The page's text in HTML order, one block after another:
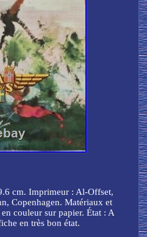
cm. Imprimeur : Al-Offset,
Copenhagen. Matériaux et
couleur sur papier. État : A
en très bon état.